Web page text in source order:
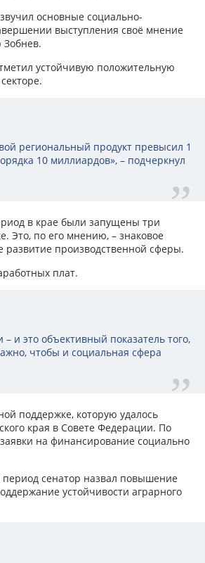
основные социально-
выступления своё мнение
Зобнев.
устойчивую положительную
региональный продукт превысил 1
10 миллиардов», – подчеркнул
в крае были запущены три
Это, по его мнению, – знаковое
производственной сферы.
плат.
и это объективный показатель того,
чтобы и социальная сфера
поддержке, которую удалось
края в Совете Федерации. По
на финансирование социально
сенатор назвал повышение
устойчивости аграрного